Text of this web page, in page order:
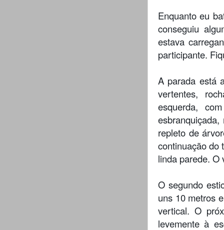
Enquanto eu
conseguiu
estava
participante.
A parada está
vertentes,
esquerda,
repleto de
continuação do
linda parede. O
O segundo
uns 10 metros
vertical. O
levemente à